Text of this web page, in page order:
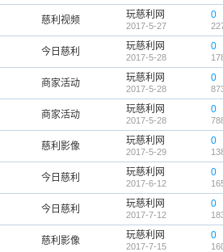
慈利视频 玩慈利网
2017-5-27
0
今日慈利 玩慈利网
2017-5-28
0
商家活动 玩慈利网
2017-5-28
0
商家活动 玩慈利网
2017-5-28
0
慈利影像 玩慈利网
2017-5-29
0
今日慈利 玩慈利网
2017-6-12
0
今日慈利 玩慈利网
2017-7-12
0
慈利影像 玩慈利网
2017-7-15
0